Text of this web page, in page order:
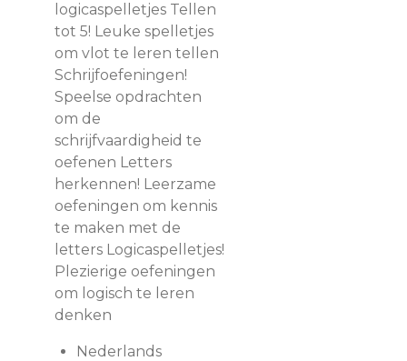
logicaspelletjes Tellen
tot 5! Leuke spelletjes
om vlot te leren tellen
Schrijfoefeningen!
Speelse opdrachten
om de
schrijfvaardigheid te
oefenen Letters
herkennen! Leerzame
oefeningen om kennis
te maken met de
letters Logicaspelletjes!
Plezierige oefeningen
om logisch te leren
denken
Nederlands